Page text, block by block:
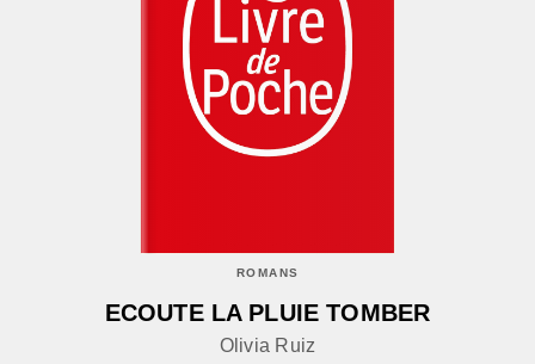
ROMANS
ECOUTE LA PLUIE TOMBER
Olivia Ruiz